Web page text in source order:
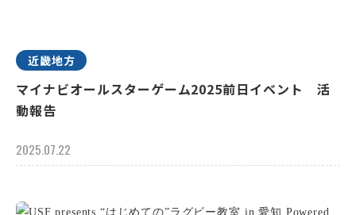
近畿地方
マイナビオールスターゲーム2025前日イベント 活
動報告
2025.07.22